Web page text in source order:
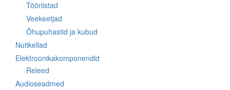
Tööriistad
Veekeetjad
Õhupuhastid ja kubud
Nutikellad
Elektroonikakomponendid
Releed
Audioseadmed